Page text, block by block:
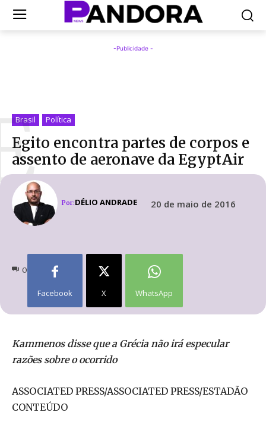
-Publicidade -
Brasil Política
Egito encontra partes de corpos e
assento de aeronave da EgyptAir
Por:DÉLIO ANDRADE 20 de maio de 2016
0
Facebook X WhatsApp
Kammenos disse que a Grécia não irá especular
razões sobre o ocorrido
ASSOCIATED PRESS/ASSOCIATED PRESS/ESTADÃO
CONTEÚDO